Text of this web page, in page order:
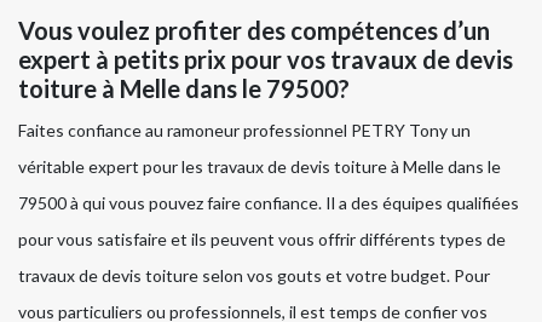
Vous voulez profiter des compétences d’un
expert à petits prix pour vos travaux de devis
toiture à Melle dans le 79500?
Faites confiance au ramoneur professionnel PETRY Tony un
véritable expert pour les travaux de devis toiture à Melle dans le
79500 à qui vous pouvez faire confiance. Il a des équipes qualifiées
pour vous satisfaire et ils peuvent vous offrir différents types de
travaux de devis toiture selon vos gouts et votre budget. Pour
vous particuliers ou professionnels, il est temps de confier vos